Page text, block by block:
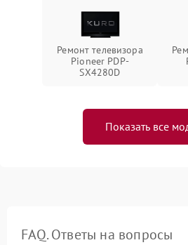
Ремонт телевизора
Pioneer PDP-
SX4280D
Показать все
FAQ. Ответы на вопросы